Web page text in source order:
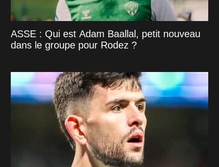
ASSE : Qui est Adam Baallal, petit nouveau
dans le groupe pour Rodez ?